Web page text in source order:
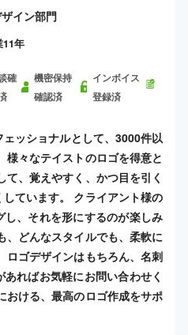
イン部門
11年
確
機密保持
確認済
インボイス
登録済
ッショナルとして、3000件以
様々なテイストのロゴを得意と
て、覚えやすく、かつ目を引く
ています。 クライアント様の
、それを形にするのが楽しみ
、どんなスタイルでも、柔軟に
ロゴデザインはもちろん、名刺
ればお気軽にお問い合わせく
おける、最高のロゴ作成をサポ